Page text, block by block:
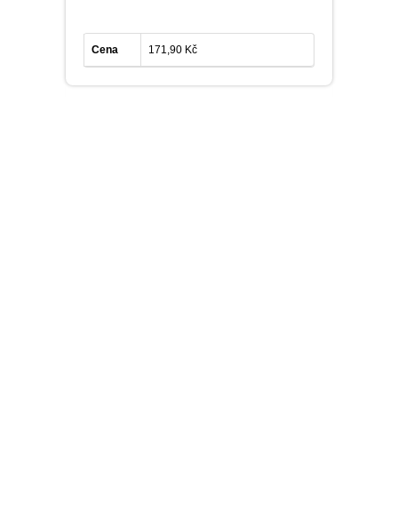
Cena 171,90 Kč